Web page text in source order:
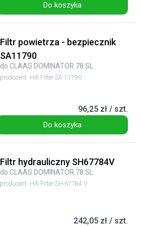
Do koszyka
Filtr powietrza - bezpiecznik
SA11790
do CLAAS DOMINATOR 78 SL
producent: Hifi Filter SA 11790
96,25 zł / szt.
Do koszyka
Filtr hydrauliczny SH67784V
do CLAAS DOMINATOR 78 SL
producent: Hifi Filter SH 67784 V
242,05 zł / szt.